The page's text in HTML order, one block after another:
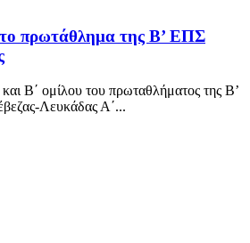
πρωτάθλημα της Β’ ΕΠΣ
Β΄ ομίλου του πρωταθλήματος της Β’
Λευκάδας Α΄...